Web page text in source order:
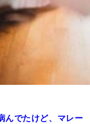
んでたけど、マレー